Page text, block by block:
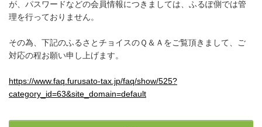
が、パスワードなどの会員情報につきましては、ふるぽ側では管
理を行っておりません。
その為、下記のふるさとチョイスのＱ＆Ａをご覧頂きまして、ご
対応の程お願い申し上げます。
https://www.faq.furusato-tax.jp/faq/show/525?
category_id=63&site_domain=default